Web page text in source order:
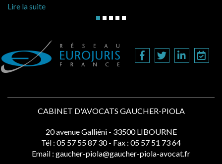
Lire la suite
CABINET D'AVOCATS GAUCHER-PIOLA
20 avenue Galliéni - 33500 LIBOURNE
Tél : 05 57 55 87 30 - Fax : 05 57 51 73 64
Email : gaucher-piola@gaucher-piola-avocat.fr